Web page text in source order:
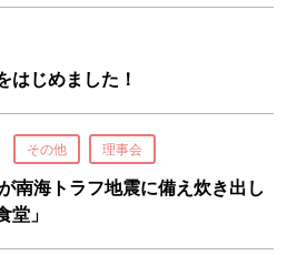
はじめました！
その他 理事会
南海トラフ地震に備え炊き出し
堂」